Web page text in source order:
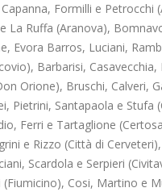
Formilli e Petrocchi
La Ruffa (Aranova),
Evora Barros, Luciani,
Barbarisi, Casavecchia,
Orione), Bruschi, Calveri,
Pietrini, Santapaola e Stufa
Ferri e Tartaglione
e Rizzo (Città di
Scardola e Serpieri
Cosi, Martino e